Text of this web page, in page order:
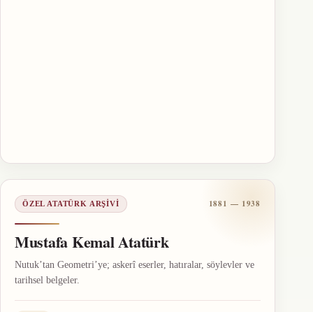
ÖZEL ATATÜRK ARŞIVI 1881 — 1938
Mustafa Kemal Atatürk
Nutuk’tan Geometri’ye; askerî eserler, hatıralar, söylevler ve
tarihsel belgeler.